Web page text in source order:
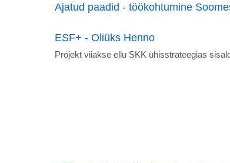
Ajatud paadid - töökohtumine
ESF+ - Oliüks Henno
Projekt viiakse ellu SKK ühisstrateegias